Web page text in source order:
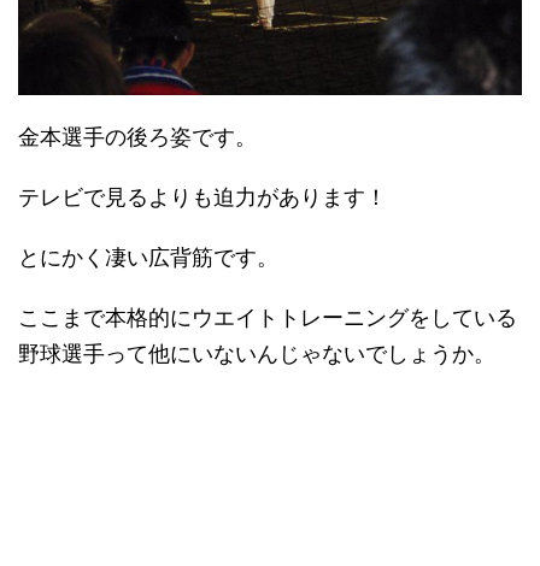
金本選手の後ろ姿です。
テレビで見るよりも迫力があります！
とにかく凄い広背筋です。
ここまで本格的にウエイトトレーニングをしている
野球選手って他にいないんじゃないでしょうか。